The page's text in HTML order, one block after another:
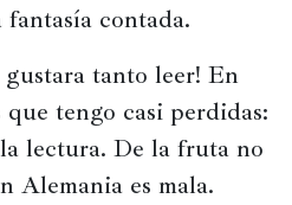
fantasía contada.
gustara tanto leer! En
que tengo casi perdidas:
lectura. De la fruta no
Alemania es mala.